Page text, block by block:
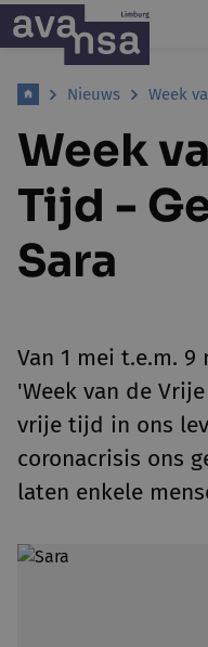
Nieuws Week
Week
Tijd -
Sara
Van 1 mei t.e.m.
'Week van de
vrije tijd in ons
coronacrisis ons
laten enkele